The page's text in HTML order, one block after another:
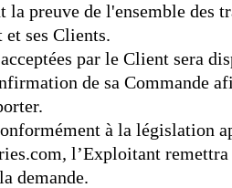
preuve de l'ensemble des
ses Clients.
par le Client sera
de sa Commande
à la législation
, l’Exploitant
demande.